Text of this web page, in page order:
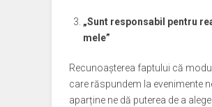
„Sunt responsabil pentru
mele”
Recunoașterea faptului că
care răspundem la evenimente
aparține ne dă puterea de a alege